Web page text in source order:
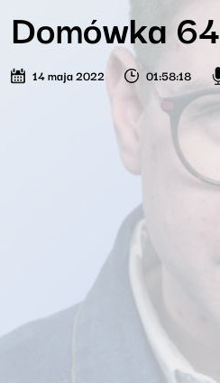
Domówka 64
14 maja 2022 01:58:18